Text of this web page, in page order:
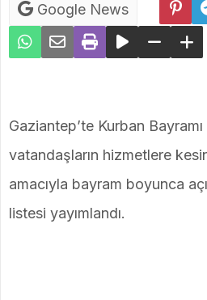
Google News
Gaziantep’te Kurban
vatandaşların hizmetlere
amacıyla bayram boyunca
listesi yayımlandı.